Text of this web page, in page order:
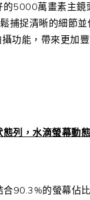
的5000萬畫素主鏡
捕捉清晰的細節
功能，帶來更加
列，水滴螢幕動
合90.3%的螢幕佔